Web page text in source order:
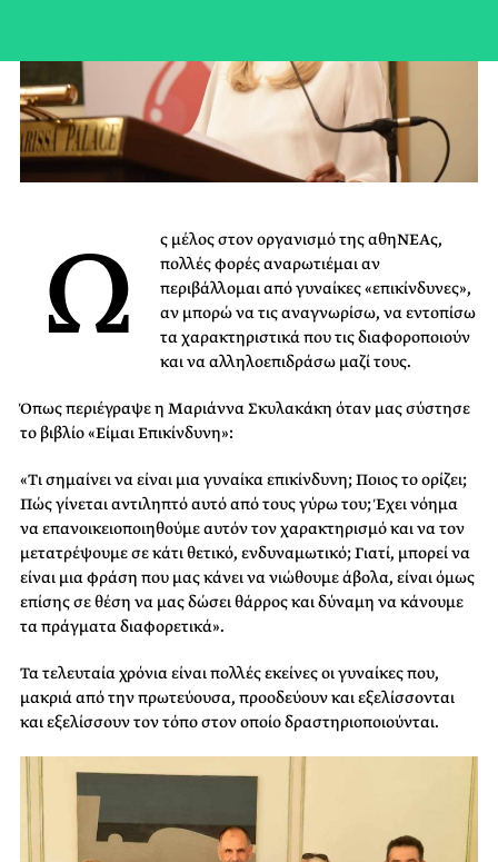
Ω
ς μέλος στον οργανισμό της αθηΝΕΑς,
πολλές φορές αναρωτιέμαι αν
περιβάλλομαι από γυναίκες «επικίνδυνες»,
αν μπορώ να τις αναγνωρίσω, να εντοπίσω
τα χαρακτηριστικά που τις διαφοροποιούν
και να αλληλοεπιδράσω μαζί τους.
Όπως περιέγραψε η Μαριάννα Σκυλακάκη όταν μας σύστησε
το βιβλίο «Είμαι Επικίνδυνη»:
«Τι σημαίνει να είναι μια γυναίκα επικίνδυνη; Ποιος το ορίζει;
Πώς γίνεται αντιληπτό αυτό από τους γύρω του; Έχει νόημα
να επανοικειοποιηθούμε αυτόν τον χαρακτηρισμό και να τον
μετατρέψουμε σε κάτι θετικό, ενδυναμωτικό; Γιατί, μπορεί να
είναι μια φράση που μας κάνει να νιώθουμε άβολα, είναι όμως
επίσης σε θέση να μας δώσει θάρρος και δύναμη να κάνουμε
τα πράγματα διαφορετικά».
Τα τελευταία χρόνια είναι πολλές εκείνες οι γυναίκες που,
μακριά από την πρωτεύουσα, προοδεύουν και εξελίσσονται
και εξελίσσουν τον τόπο στον οποίο δραστηριοποιούνται.